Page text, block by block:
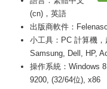
(cn)，英語
出版商軟件：
小工具：PC 計算機
Samsung, Dell, HP,
操作系統：Windows
9200, (32/64位), x86